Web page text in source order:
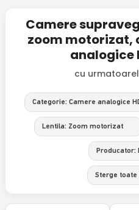
Camere
zoom motorizat,
analogice
cu
Categorie: Camere analogice
Lentila: Zoom motorizat
Producator:
Sterge